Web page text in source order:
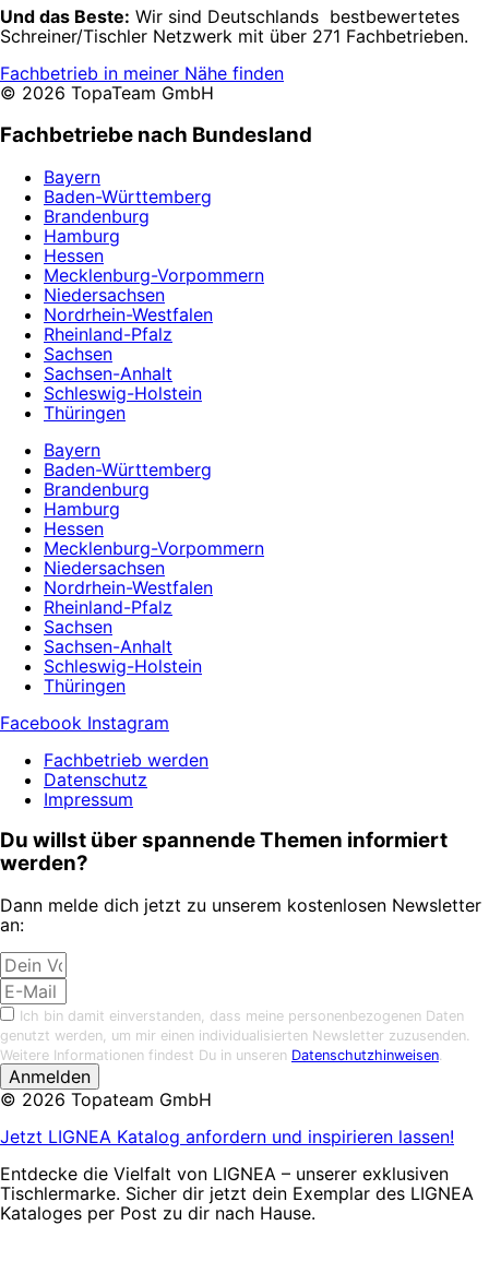
Und das Beste: Wir sind Deutschlands bestbewertetes
Schreiner/Tischler Netzwerk mit über 271 Fachbetrieben.
Fachbetrieb in meiner Nähe finden
© 2026 TopaTeam GmbH
Fachbetriebe nach Bundesland
Bayern
Baden-Württemberg
Brandenburg
Hamburg
Hessen
Mecklenburg-Vorpommern
Niedersachsen
Nordrhein-Westfalen
Rheinland-Pfalz
Sachsen
Sachsen-Anhalt
Schleswig-Holstein
Thüringen
Bayern
Baden-Württemberg
Brandenburg
Hamburg
Hessen
Mecklenburg-Vorpommern
Niedersachsen
Nordrhein-Westfalen
Rheinland-Pfalz
Sachsen
Sachsen-Anhalt
Schleswig-Holstein
Thüringen
Facebook Instagram
Fachbetrieb werden
Datenschutz
Impressum
Du willst über spannende Themen informiert
werden?
Dann melde dich jetzt zu unserem kostenlosen Newsletter
an:
Ich bin damit einverstanden, dass meine personenbezogenen Daten
genutzt werden, um mir einen individualisierten Newsletter zuzusenden.
Weitere Informationen findest Du in unseren Datenschutzhinweisen.
Anmelden
© 2026 Topateam GmbH
Jetzt LIGNEA Katalog anfordern und inspirieren lassen!
Entdecke die Vielfalt von LIGNEA – unserer exklusiven
Tischlermarke. Sicher dir jetzt dein Exemplar des LIGNEA
Kataloges per Post zu dir nach Hause.